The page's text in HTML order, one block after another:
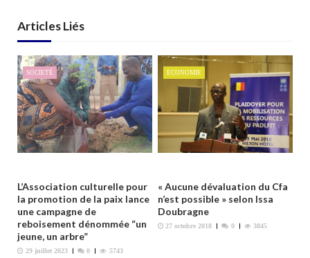
o
n
d
e
l
’
a
r
i
c
l
e
Articles Liés
SOCIETÉ
L’Association culturelle pour
la promotion de la paix lance
une campagne de
reboisement dénommée “un
jeune, un arbre”
29 juillet 2023 0 5743
ECONOMIE
« Aucune dévaluation du Cfa
n’est possible » selon Issa
Doubragne
27 octobre 2018 0 3845